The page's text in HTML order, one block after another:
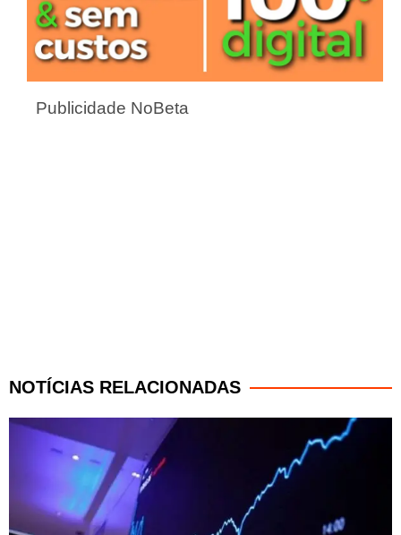
Publicidade NoBeta
NOTÍCIAS RELACIONADAS